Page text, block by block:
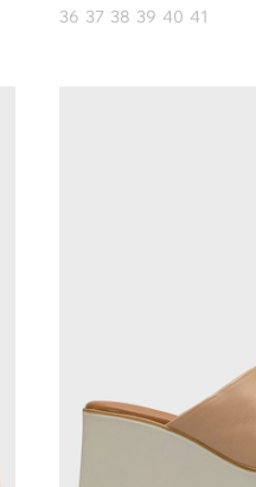
36 37 38 39 40 41